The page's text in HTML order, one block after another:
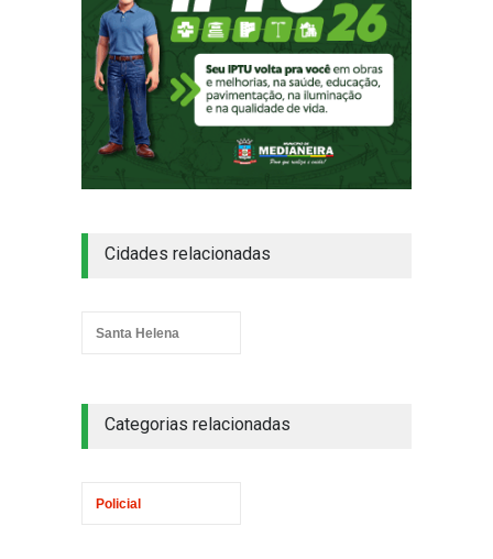
Cidades relacionadas
Santa Helena
Categorias relacionadas
Policial